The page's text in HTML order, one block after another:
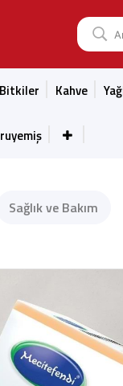
Kahve
Sağlık ve Bakım